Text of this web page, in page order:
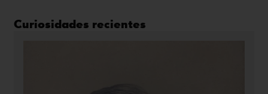
Curiosidades recientes